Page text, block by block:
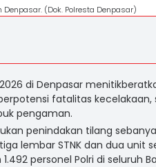
(Dok. Polresta Denpasar)
di Denpasar
fatalitas kecelakaan,
pengaman.
penindakan tilang
lembar STNK dan dua unit
personel Polri di seluruh